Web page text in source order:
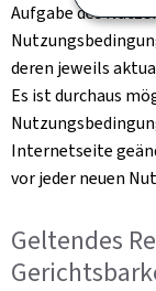
Aufgabe des
deren jeweils
Es ist durchaus
Internetseite
vor jeder neuen
Geltendes